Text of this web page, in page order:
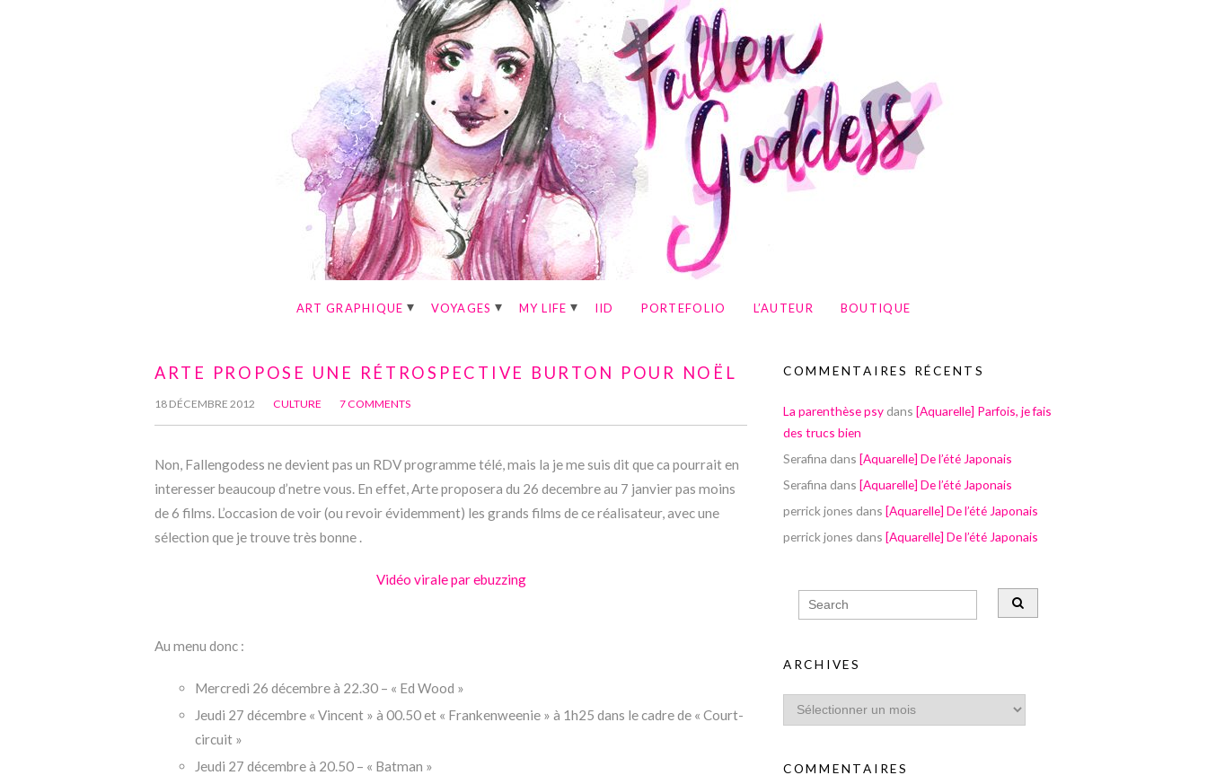
ART GRAPHIQUE VOYAGES MY LIFE IID PORTEFOLIO L’AUTEUR BOUTIQUE
ARTE PROPOSE UNE RÉTROSPECTIVE BURTON POUR NOËL
18 DÉCEMBRE 2012 CULTURE 7 COMMENTS
Non, Fallengodess ne devient pas un RDV programme télé, mais la je me suis dit que ca pourrait en
interesser beaucoup d’netre vous. En effet, Arte proposera du 26 decembre au 7 janvier pas moins
de 6 films. L’occasion de voir (ou revoir évidemment) les grands films de ce réalisateur, avec une
sélection que je trouve très bonne .
Vidéo virale par ebuzzing
Au menu donc :
Mercredi 26 décembre à 22.30 – « Ed Wood »
Jeudi 27 décembre « Vincent » à 00.50 et « Frankenweenie » à 1h25 dans le cadre de « Court-
circuit »
Jeudi 27 décembre à 20.50 – « Batman »
COMMENTAIRES RÉCENTS
La parenthèse psy dans [Aquarelle] Parfois, je fais
des trucs bien
Serafina dans [Aquarelle] De l’été Japonais
Serafina dans [Aquarelle] De l’été Japonais
perrick jones dans [Aquarelle] De l’été Japonais
perrick jones dans [Aquarelle] De l’été Japonais
ARCHIVES
COMMENTAIRES